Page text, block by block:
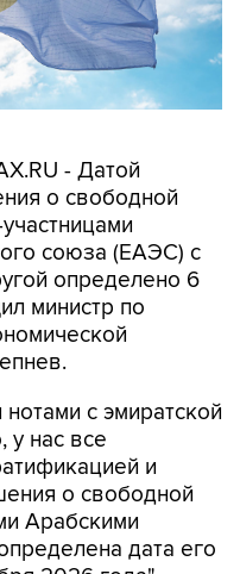
- Датой
о свободной
союза (ЕАЭС) с
определено 6
министр по
с эмиратской
у нас все
и
о свободной
Арабскими
дата его